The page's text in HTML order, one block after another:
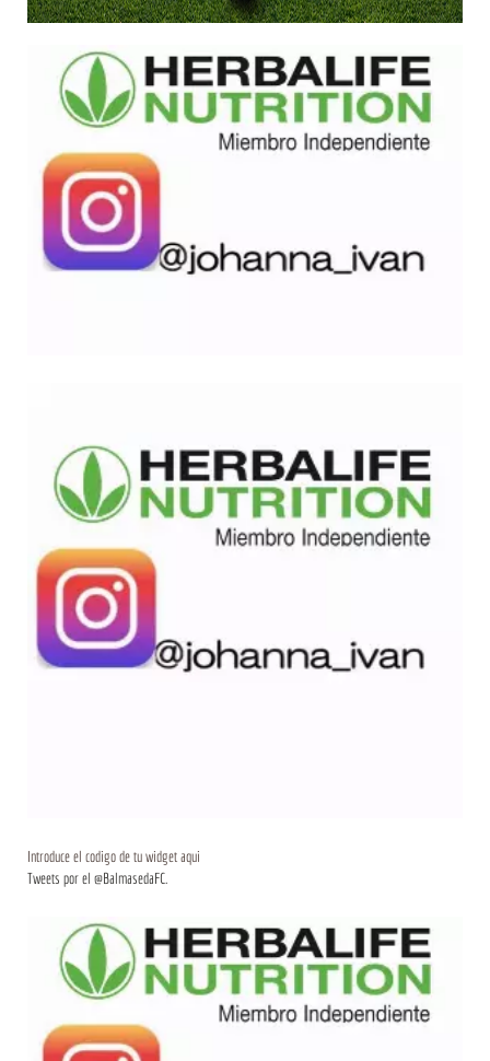
Introduce el codigo de tu widget aqui
Tweets por el @BalmasedaFC.